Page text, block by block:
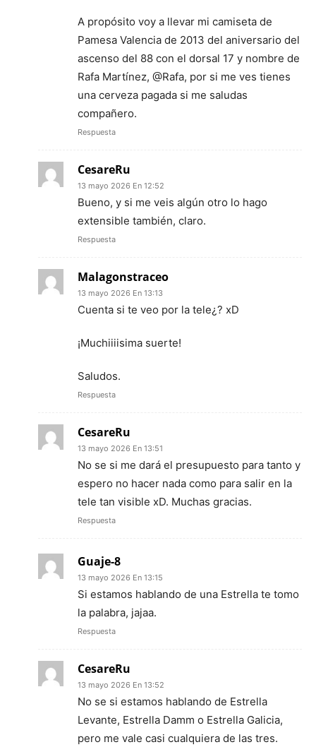
A propósito voy a llevar mi camiseta de
Pamesa Valencia de 2013 del aniversario del
ascenso del 88 con el dorsal 17 y nombre de
Rafa Martínez, @Rafa, por si me ves tienes
una cerveza pagada si me saludas
compañero.
Respuesta
CesareRu
13 mayo 2026 En 12:52
Bueno, y si me veis algún otro lo hago
extensible también, claro.
Respuesta
Malagonstraceo
13 mayo 2026 En 13:13
Cuenta si te veo por la tele¿? xD
¡Muchiiiisima suerte!
Saludos.
Respuesta
CesareRu
13 mayo 2026 En 13:51
No se si me dará el presupuesto para tanto y
espero no hacer nada como para salir en la
tele tan visible xD. Muchas gracias.
Respuesta
Guaje-8
13 mayo 2026 En 13:15
Si estamos hablando de una Estrella te tomo
la palabra, jajaa.
Respuesta
CesareRu
13 mayo 2026 En 13:52
No se si estamos hablando de Estrella
Levante, Estrella Damm o Estrella Galicia,
pero me vale casi cualquiera de las tres.